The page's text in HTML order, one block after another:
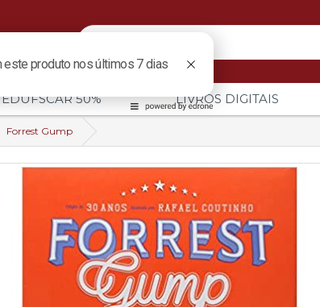
EDUFSCAR 50% LIVROS DIGITAIS
Forrest Gump